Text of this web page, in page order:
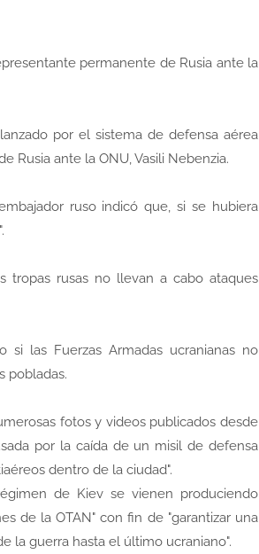
permanente de Rusia ante la
por el sistema de defensa aérea
Rusia ante la ONU, Vasili Nebenzia.
ruso indicó que, si se hubiera
tropas rusas no llevan a cabo ataques
las Fuerzas Armadas ucranianas no
pobladas.
fotos y videos publicados desde
por la caída de un misil de defensa
dentro de la ciudad".
de Kiev se vienen produciendo
de la OTAN" con fin de "garantizar una
la guerra hasta el último ucraniano".